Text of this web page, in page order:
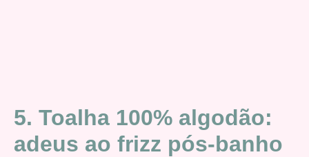
5. Toalha 100% algodão:
adeus ao frizz pós-banho